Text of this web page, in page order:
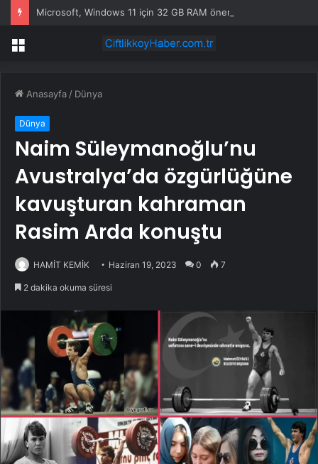
Menü
Anasayfa / Dünya
Dünya
Naim Süleymanoğlu’nu
Avustralya’da özgürlüğüne
kavuşturan kahraman
Rasim Arda konuştu
HAMİT KEMİK Haziran 19, 2023 0 7
2 dakika okuma süresi